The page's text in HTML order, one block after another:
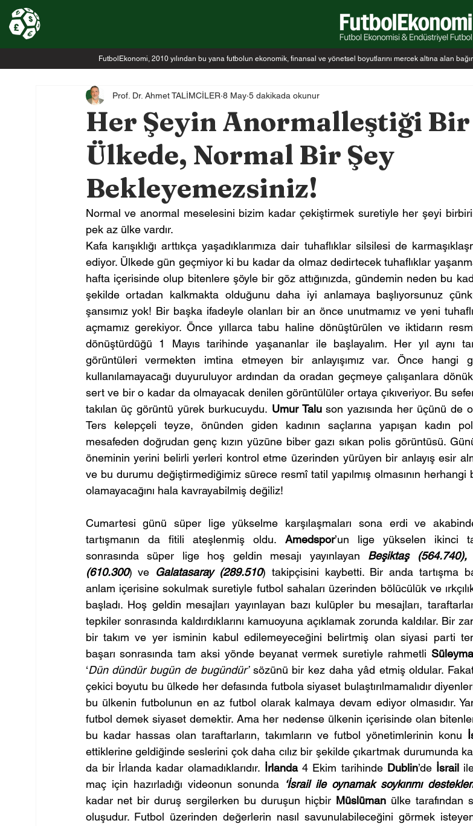
FutbolEkonomi, 2010 yılından bu yana futbolun ekonomik, finansal ve yönetsel boyutlarını mercek altına alan
Her Şeyin Anormalleştiği Bir
Ülkede, Normal Bir Şey
Bekleyemezsiniz!
Prof. Dr. Ahmet TALİMCİLER 8 May 5 dakikada okunur
Normal ve anormal meselesini bizim kadar çekiştirmek suretiyle her şeyi
pek az ülke vardır.
Kafa karışıklığı arttıkça yaşadıklarımıza dair tuhaflıklar silsilesi de
ediyor. Ülkede gün geçmiyor ki bu kadar da olmaz dedirtecek tuhaflıklar
hafta içerisinde olup bitenlere şöyle bir göz attığınızda, gündemin neden bu
şekilde ortadan kalkmakta olduğunu daha iyi anlamaya başlıyorsunuz
şansımız yok! Bir başka ifadeyle olanları bir an önce unutmamız ve yeni
açmamız gerekiyor. Önce yıllarca tabu haline dönüştürülen ve iktidarın
dönüştürdüğü 1 Mayıs tarihinde yaşananlar ile başlayalım. Her yıl aynı
görüntüleri vermekten imtina etmeyen bir anlayışımız var. Önce hangi
kullanılamayacağı duyuruluyor ardından da oradan geçmeye çalışanlara
sert ve bir o kadar da olmayacak denilen görüntülüler ortaya çıkıveriyor. Bu
takılan üç görüntü yürek burkucuydu. Umur Talu son yazısında her üçünü de
Ters kelepçeli teyze, önünden giden kadının saçlarına yapışan kadın
mesafeden doğrudan genç kızın yüzüne biber gazı sıkan polis görüntüsü.
öneminin yerini belirli yerleri kontrol etme üzerinden yürüyen bir anlayış esir
ve bu durumu değiştirmediğimiz sürece resmî tatil yapılmış olmasının herhangi
olamayacağını hala kavrayabilmiş değiliz!
Cumartesi günü süper lige yükselme karşılaşmaları sona erdi ve
tartışmanın da fitili ateşlenmiş oldu. Amedspor’un lige yükselen ikinci
sonrasında süper lige hoş geldin mesajı yayınlayan Beşiktaş (564.740),
(610.300) ve Galatasaray (289.510) takipçisini kaybetti. Bir anda tartışma
anlam içerisine sokulmak suretiyle futbol sahaları üzerinden bölücülük ve
başladı. Hoş geldin mesajları yayınlayan bazı kulüpler bu mesajları,
tepkiler sonrasında kaldırdıklarını kamuoyuna açıklamak zorunda kaldılar. Bir
bir takım ve yer isminin kabul edilemeyeceğini belirtmiş olan siyasi parti
başarı sonrasında tam aksi yönde beyanat vermek suretiyle rahmetli
‘Dün dündür bugün de bugündür’ sözünü bir kez daha yâd etmiş oldular.
çekici boyutu bu ülkede her defasında futbola siyaset bulaştırılmamalıdır
bu ülkenin futbolunun en az futbol olarak kalmaya devam ediyor olmasıdır.
futbol demek siyaset demektir. Ama her nedense ülkenin içerisinde olan
bu kadar hassas olan taraftarların, takımların ve futbol yönetimlerinin konu
ettiklerine geldiğinde seslerini çok daha cılız bir şekilde çıkartmak durumunda
da bir İrlanda kadar olamadıklarıdır. İrlanda 4 Ekim tarihinde Dublin’de İsrail
maç için hazırladığı videonun sonunda ‘İsrail ile oynamak soykırımı
kadar net bir duruş sergilerken bu duruşun hiçbir Müslüman ülke tarafından
oluşudur. Futbol üzerinden değerlerin nasıl savunulabileceğini görmek